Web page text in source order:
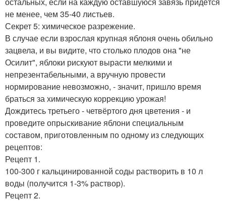
не менее, чем 35-40 листьев.
Секрет 5: химическое разрежение.
В случае если взрослая крупная яблоня очень обильно
зацвела, и вы видите, что столько плодов она "не
Осилит", яблоки рискуют вырасти мелкими и
непрезентабельными, а вручную провести
нормирование невозможно, - значит, пришло время
браться за химическую коррекцию урожая!
Дождитесь третьего - четвёртого дня цветения - и
проведите опрыскивание яблони специальным
составом, приготовленным по одному из следующих
рецептов:
Рецепт 1.
100-300 г кальцинированной соды растворить в 10 л
воды (получится 1-3% раствор).
Рецепт 2.